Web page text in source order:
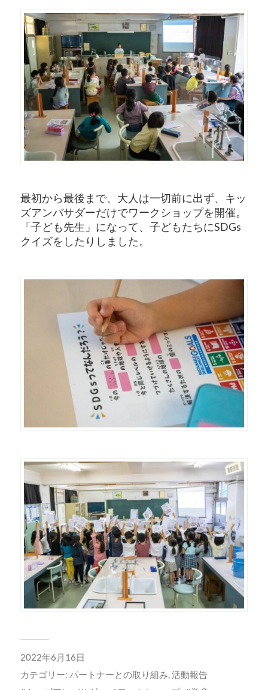
最初から最後まで、大人は一切前に出ず、キッ
ズアンバサダーだけでワークショップを開催。
「子ども先生」になって、子どもたちにSDGs
クイズをしたりしました。
2022年6月16日
カテゴリー: パートナーとの取り組み,活動報告